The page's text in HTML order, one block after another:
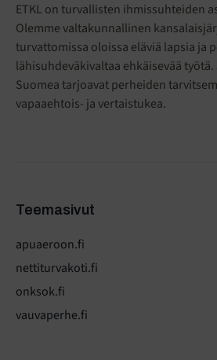
ETKL on turvallisten ihmissuhteiden
Olemme valtakunnallinen
turvattomissa oloissa eläviä lapsia ja
lähisuhdeväkivaltaa ehkäisevää
Suomea tarjoavat perheiden
vapaaehtois- ja vertaistukea.
Teemasivut
apuaeroon.fi
nettiturvakoti.fi
onksok.fi
vauvaperhe.fi